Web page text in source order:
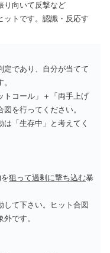
り向いて反撃など
トです。認識・反応す
定であり、自分が当てて
トコール」＋「両手上げ
を行ってください。
「生存中」と考えてく
狙って過剰に撃ち込む暴
して下さい。ヒット合図
です。